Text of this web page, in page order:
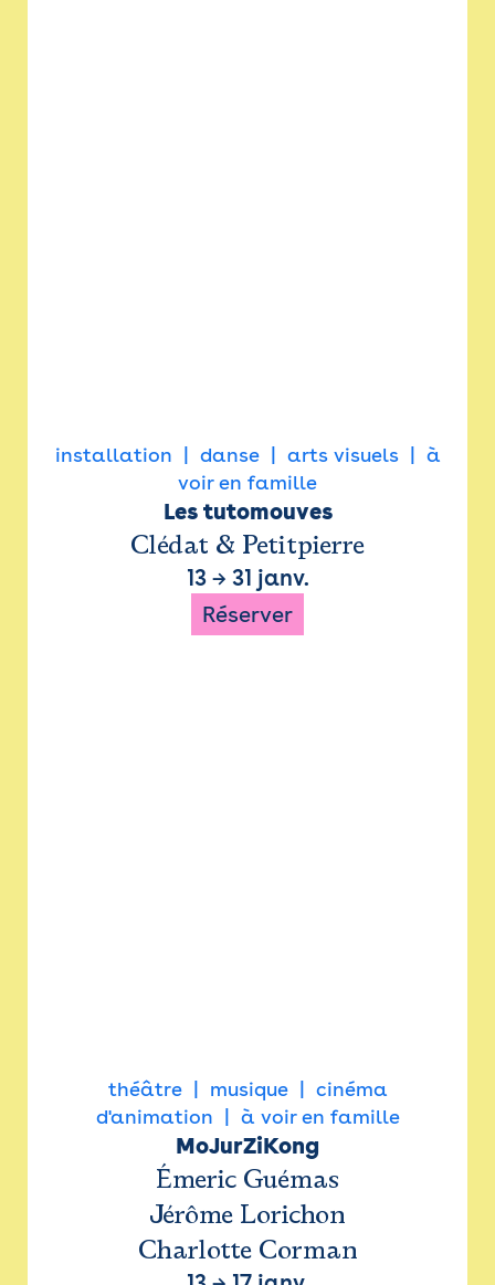
installation danse arts visuels
à
voir en famille
Les tutomouves
Clédat & Petitpierre
13→ 31 janv.
Réserver
théâtre musique
cinéma
d'animation
à voir en famille
MoJurZiKong
Émeric Guémas
Jérôme Lorichon
Charlotte Corman